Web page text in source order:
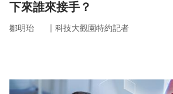
下來誰來接手？
鄒明珆 ｜ 科技大觀園特約記者